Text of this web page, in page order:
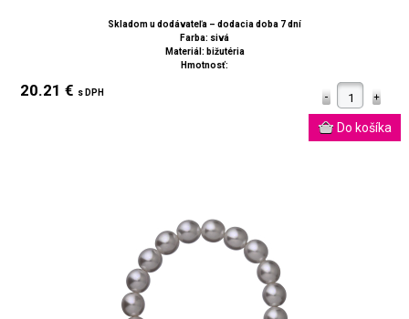
Skladom u dodávateľa – dodacia doba 7 dní
Farba: sivá
Materiál: bižutéria
Hmotnosť:
20.21 € s DPH